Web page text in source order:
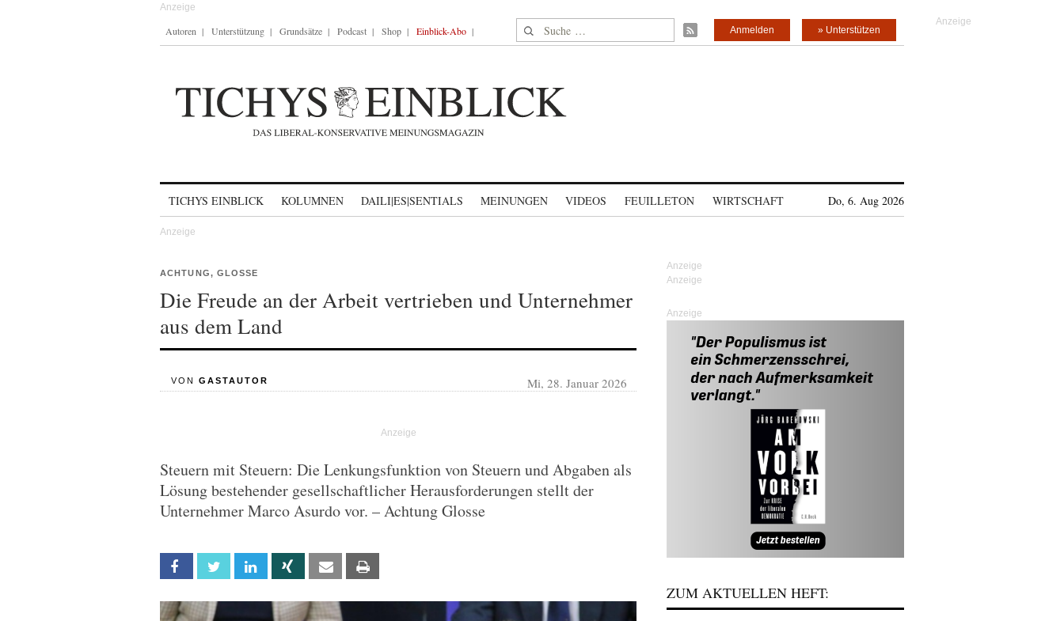
Autoren Unterstützung Grundsätze Podcast Shop Einblick-Abo Suche nach: » Unterstützen
Anmelden
TICHYS EINBLICK KOLUMNEN DAILI|ES|SENTIALS MEINUNGEN VIDEOS FEUILLETON WIRTSCHAFT Do, 6. Aug 2026
ACHTUNG, GLOSSE
Die Freude an der Arbeit vertrieben und Unternehmer
aus dem Land
VON GASTAUTOR Mi, 28. Januar 2026
Steuern mit Steuern: Die Lenkungsfunktion von Steuern und Abgaben als
Lösung bestehender gesellschaftlicher Herausforderungen stellt der
Unternehmer Marco Asurdo vor. – Achtung Glosse
Facebook Twitter Linkedin Xing Email
Anzeige
ZUM AKTUELLEN HEFT: